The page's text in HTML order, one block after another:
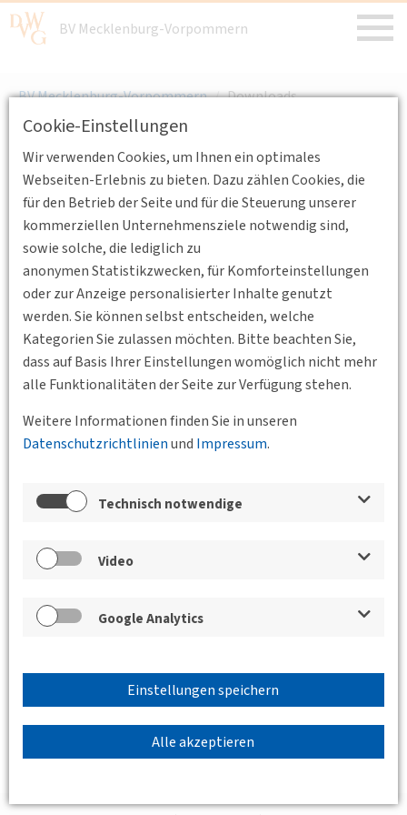
Cookie-Einstellungen
Wir verwenden Cookies, um Ihnen ein optimales
Webseiten-Erlebnis zu bieten. Dazu zählen Cookies, die
für den Betrieb der Seite und für die Steuerung unserer
kommerziellen Unternehmensziele notwendig sind,
sowie solche, die lediglich zu
anonymen Statistikzwecken, für Komforteinstellungen
oder zur Anzeige personalisierter Inhalte genutzt
werden. Sie können selbst entscheiden, welche
Kategorien Sie zulassen möchten. Bitte beachten Sie,
dass auf Basis Ihrer Einstellungen womöglich nicht mehr
alle Funktionalitäten der Seite zur Verfügung stehen.
Weitere Informationen finden Sie in unseren
Datenschutzrichtlinienund Impressum.
Technisch notwendige
Video
Google Analytics
Einstellungen speichern
Alle akzeptieren
BV Mecklenburg-Vorpommern
BV Mecklenburg-Vorpommern / Downloads
In diesem Bereich haben Sie die Möglichkeit,
themenrelevante Dokumente zur DVWG und zu
unserer BV herunterzuladen.
Downloads
Sie können die Satzungen der Deutschen
Verkehrswissenschaftlichen Gesellschaft e.V. sowie der
selbstständigen Bezirksvereinigung DVWG Mecklenburg-
Verkehrswissenschaftlichen Gesellschaft e.V.
Vorpommern_e.V..pdf
Satzung der DVWG Mecklenburg-Vorpommern e.V.
Mitgliedsanträge
der DVWG erhalten sie hier